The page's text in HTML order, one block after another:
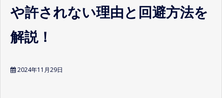
や許されない理由と回避方法を
解説！
2024年11月29日